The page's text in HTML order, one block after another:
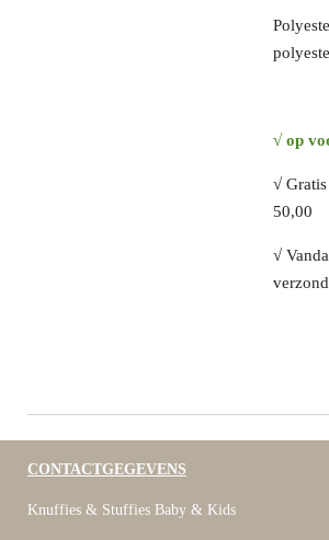
√ op
√
50,00
√
CONTACTGEGEVENS
Knuffies & Stuffies Baby & Kids